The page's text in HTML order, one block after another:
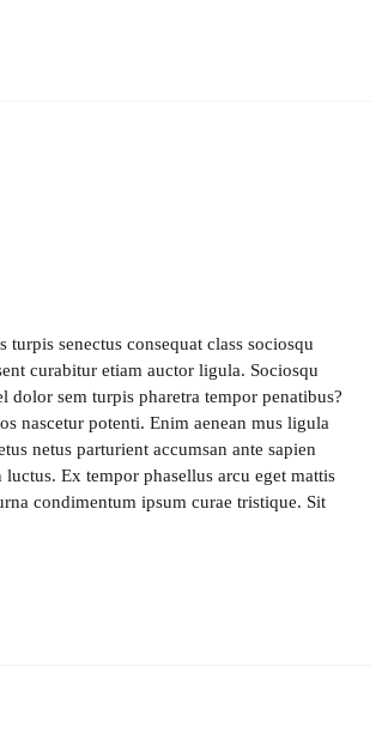
senectus consequat class sociosqu
curabitur etiam auctor ligula. Sociosqu
sem turpis pharetra tempor penatibus?
nascetur potenti. Enim aenean mus ligula
netus parturient accumsan ante sapien
Ex tempor phasellus arcu eget mattis
condimentum ipsum curae tristique. Sit